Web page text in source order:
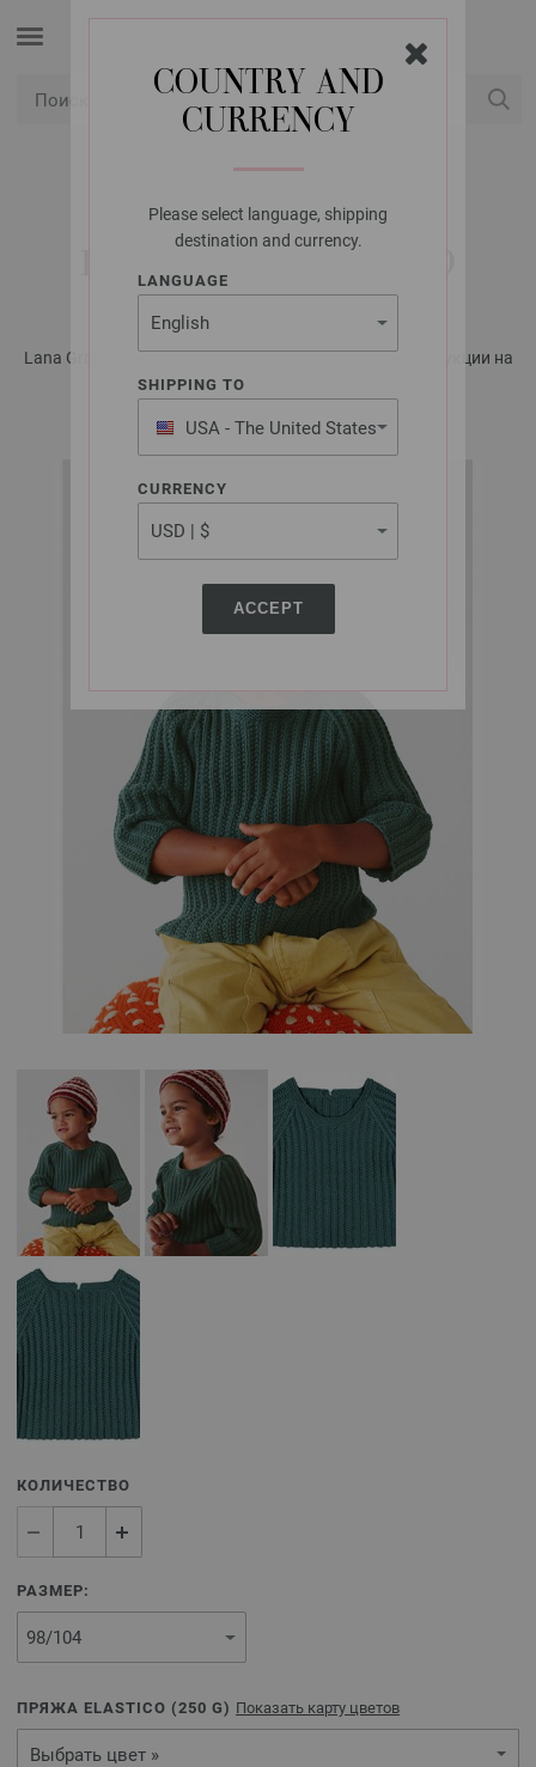
COUNTRY AND
CURRENCY
Please select language, shipping
destination and currency.
LANGUAGE
SHIPPING TO
USA - The United States
of America
CURRENCY
ACCEPT
LANA GROSSA
ПУЛОВЕР ELASTICO
Lana Grossa KIDS No. 12 - Журнал на немецком, инструкции на
русском языке | Модель 32
КОЛИЧЕСТВО
РАЗМЕР:
ПРЯЖА ELASTICO (250 G) Показать карту цветов
Выбрать цвет »